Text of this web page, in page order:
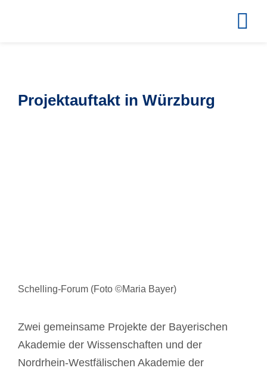
Projektauftakt in Würzburg
Schelling-Forum (Foto ©Maria Bayer)
Zwei gemeinsame Projekte der Bayerischen
Akademie der Wissenschaften und der
Nordrhein-Westfälischen Akademie der